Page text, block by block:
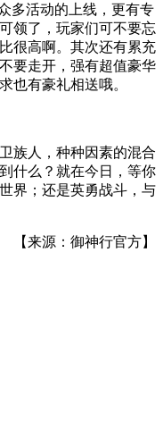
多活动的上线，更有专
领了，玩家们可不要忘
很高啊。其次还有累充
要走开，强有超值豪华
也有豪礼相送哦。
族人，种种因素的混合
什么？就在今日，等你
界；还是英勇战斗，与
【来源：御神行官方】